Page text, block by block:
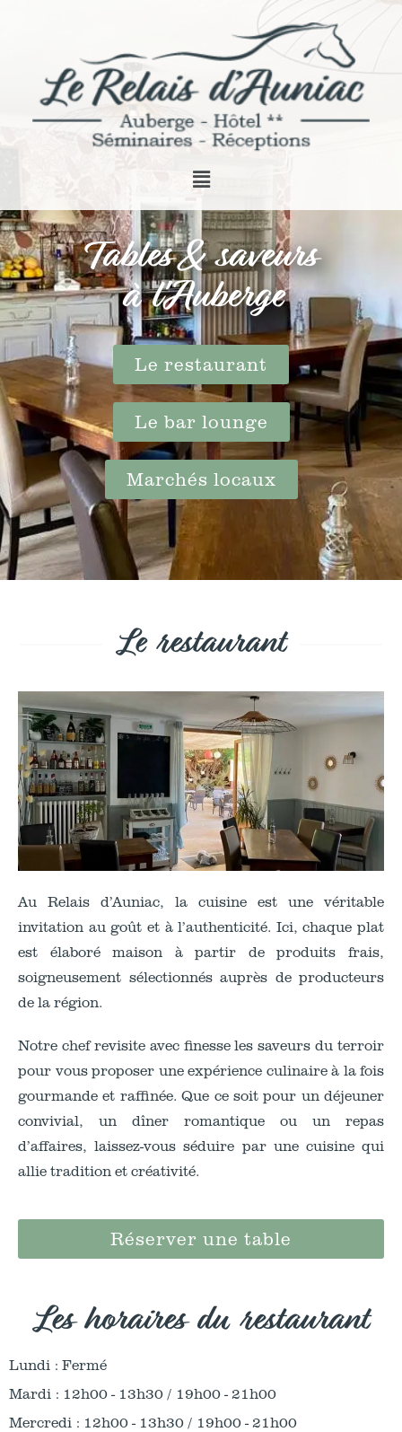
Tables & saveurs
à l'Auberge
Le restaurant
Le bar lounge
Marchés locaux
Le restaurant
Au Relais d’Auniac, la cuisine est une véritable
invitation au goût et à l’authenticité. Ici, chaque plat
est élaboré maison à partir de produits frais,
soigneusement sélectionnés auprès de producteurs
de la région.
Notre chef revisite avec finesse les saveurs du terroir
pour vous proposer une expérience culinaire à la fois
gourmande et raffinée. Que ce soit pour un déjeuner
convivial, un dîner romantique ou un repas
d’affaires, laissez-vous séduire par une cuisine qui
allie tradition et créativité.
Réserver une table
Les horaires du restaurant
Lundi : Fermé
Mardi : 12h00 - 13h30 / 19h00 - 21h00
Mercredi : 12h00 - 13h30 / 19h00 - 21h00